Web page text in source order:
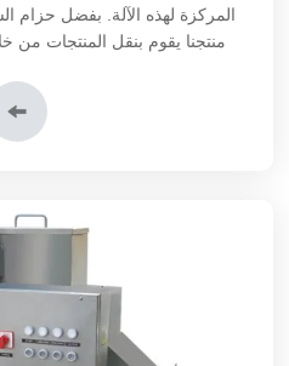
المركزة لهذه الآلة. بفضل حزام
منتجنا يقوم بنقل المنتجات من
من المنتجات